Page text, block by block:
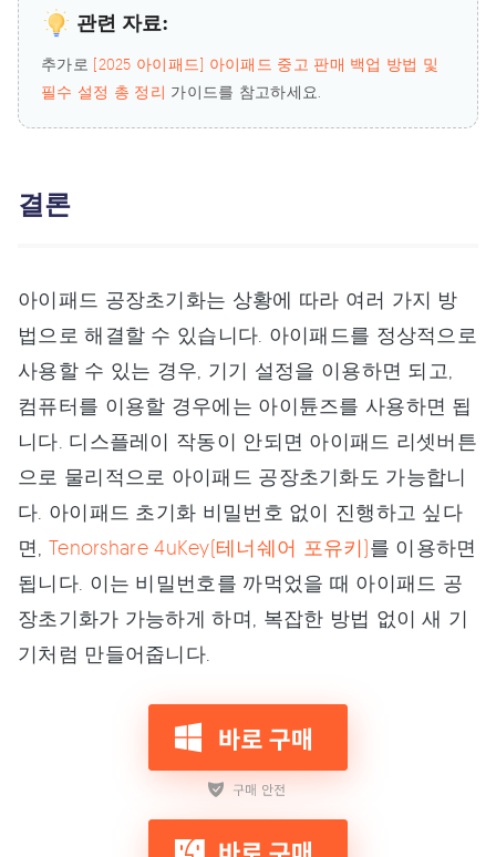
관련 자료:
추가로 [2025 아이패드] 아이패드 중고 판매 백업 방법 및
필수 설정 총 정리 가이드를 참고하세요.
결론
아이패드 공장초기화는 상황에 따라 여러 가지 방
법으로 해결할 수 있습니다. 아이패드를 정상적으로
사용할 수 있는 경우, 기기 설정을 이용하면 되고,
컴퓨터를 이용할 경우에는 아이튠즈를 사용하면 됩
니다. 디스플레이 작동이 안되면 아이패드 리셋버튼
으로 물리적으로 아이패드 공장초기화도 가능합니
다. 아이패드 초기화 비밀번호 없이 진행하고 싶다
면, Tenorshare 4uKey(테너쉐어 포유키)를 이용하면
됩니다. 이는 비밀번호를 까먹었을 때 아이패드 공
장초기화가 가능하게 하며, 복잡한 방법 없이 새 기
기처럼 만들어줍니다.